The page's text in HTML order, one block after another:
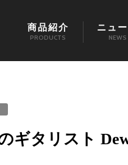
商品紹介
PRODUCTS
ニュ
NEWS
ギタリスト